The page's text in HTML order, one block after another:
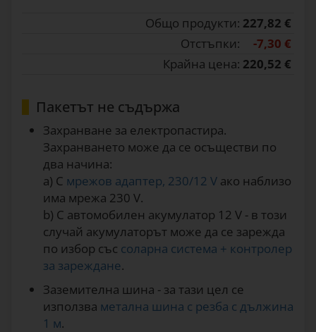
Общо продукти: 227,82 €
Отстъпки:
-7,30 €
Крайна цена: 220,52 €
Пакетът не съдържа
Захранване за електропастира.
Захранването може да се осъществи по
два начина:
a) С мрежов адаптер, 230/12 V ако наблизо
има мрежа 230 V.
b) С автомобилен акумулатор 12 V - в този
случай акумулаторът може да се зарежда
по избор със соларна система + контролер
за зареждане.
Заземителна шина - за тази цел се
използва метална шина с резба с дължина
1 м.